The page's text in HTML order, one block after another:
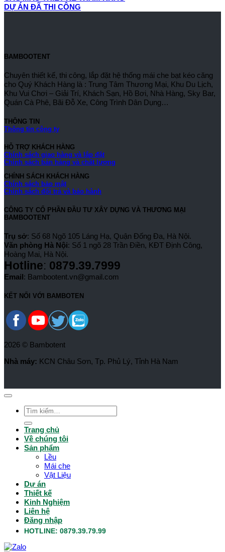
DỰ ÁN ĐÃ THI CÔNG
BAMBOOTENT
Chuyên thiết kế, thi công, lắp đặt hệ thống mái che bạt kéo căng
cho Quý Khách Hàng là : Trung Tâm Thương Mại, Khu Du Lịch,
Khu Vui Chơi – Giải Trí, Khách Sạn, Hồ Bơi, Nhà Hàng, Sky Bar,
Quán Cà Phê, Bãi Đỗ Xe, Công Trình Dân Dụng…
THÔNG TIN
Thông tin công ty
HỖ TRỢ KHÁCH HÀNG
Chính sách giao hàng và lắp đặt
Chính sách bán hàng và chất lượng
CHÍNH SÁCH KHÁCH HÀNG
Chính sách bảo mật
Chính sách đổi trả và bảo hành
CÔNG TY CỔ PHẦN ĐẦU TƯ XÂY DỰNG VÀ THƯƠNG MẠI
BAMBOOTENT
Trụ sở: Số 68 Ngõ 105 Láng Hạ, Quận Đống Đa, Hà Nội.
Văn phòng Hà Nội: Số 1 ngõ 28 Trần Điền, KĐT Định Công,
Hoàng Mai, Hà Nội.
Hotline: 0879.39.7999
Email: Bambootent.vn@gmail.com
KẾT NỐI VỚI BAMBOTEN
2026 © Bambotent
Nhà máy: KCN Châu Sơn, Tp. Phủ Lý, Tỉnh Hà Nam
Tìm
kiếm:
Trang chủ
Về chúng tôi
Sản phẩm
Lều
Mái che
Vật Liệu
Dự án
Thiết kế
Kinh Nghiệm
Liên hệ
Đăng nhập
HOTLINE: 0879.39.79.99